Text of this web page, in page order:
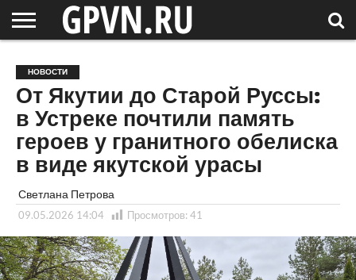
ОБЛАСТЬ
НОВОСТИ
СОСЕДЕЙ
РОССИЯ
/ МИР
СПЕЦПРОЕКТЫ
БЛОГ
СТАТЬИ
ФОТОРЕПОРТАЖИ
ИНТЕРВЬЮ
ОБЪЕКТЫ
ПОДБОРКИ
НОВОСТИ
От Якутии до Старой Руссы:
в Устреке почтили память
героев у гранитного обелиска
в виде якутской урасы
Светлана Петрова
09.05.2026 14:04 Просмотров: 41